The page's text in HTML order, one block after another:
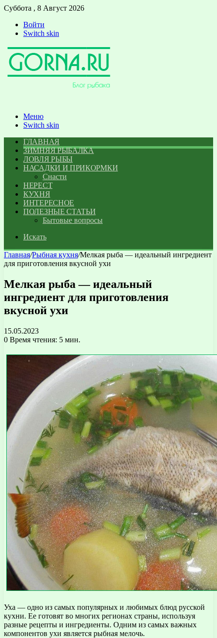
Суббота , 8 Август 2026
Войти
Switch skin
Меню
Switch skin
ГЛАВНАЯ
ЗИМНЯЯ РЫБАЛКА
ЛОВЛЯ РЫБЫ
НАСАДКИ И ПРИКОРМКИ
Снасти
НЕРЕСТ
КУХНЯ
ИНТЕРЕСНОЕ
ПОЛЕЗНЫЕ СТАТЬИ
Бытовые вопросы
Искать
Главная/Рыбная кухня/Мелкая рыба — идеальный ингредиент
для приготовления вкусной ухи
Мелкая рыба — идеальный
ингредиент для приготовления
вкусной ухи
15.05.2023
0 Время чтения: 5 мин.
Уха — одно из самых популярных и любимых блюд русской
кухни. Ее готовят во многих регионах страны, используя
разные рецепты и ингредиенты. Одним из самых важных
компонентов ухи является рыбная мелочь.